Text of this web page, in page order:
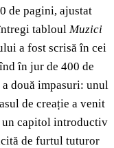
de pagini, ajustat
tabloul Muzici
a fost scrisă în cei
în jur de 400 de
două impasuri: unul
de creație a venit
un capitol introductiv
de furtul tuturor